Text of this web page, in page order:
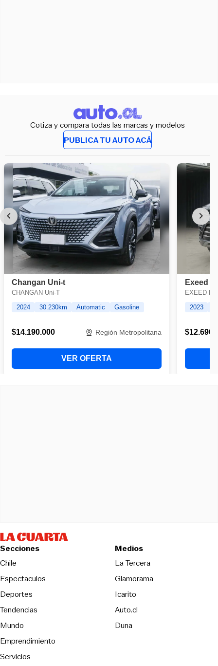
Cotiza y compara todas las marcas y modelos
PUBLICA TU AUTO ACÁ
Secciones
Chile
Espectaculos
Deportes
Tendencias
Mundo
Emprendimiento
Servicios
Medios
La TerceraOpens in new
Glamorama
Icarito
Auto.cl
DunaOpens in new window